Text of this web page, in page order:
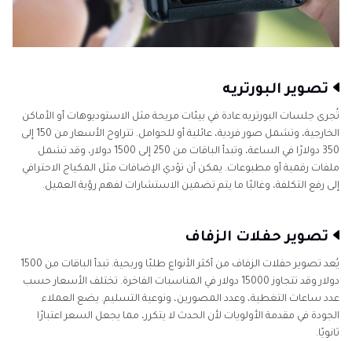
تصوير البورتريه
تُجرى جلسات البورتريه عادة في بيئات مريحة مثل الاستوديوهات أو الأماكن
الخارجية، وتشمل صور فردية، عائلية أو للحوامل. تتراوح الأسعار من 150 إلى
350 دولارًا في الساعة، وتبدأ الباقات من 250 إلى 1500 دولار، وقد تشمل
ملفات رقمية أو مطبوعات. يمكن أن تؤدي الإضافات مثل المكياج الاحترافي
إلى رفع التكلفة، وغالبًا ما يتم تضمين الاستشارات لفهم رؤية العميل.
تصوير حفلات الزفاف
يُعد تصوير حفلات الزفاف من أكثر الأنواع طلبًا وربحية. تبدأ الباقات من 1500
دولار وقد تتجاوز 15000 دولار في المناسبات الفاخرة. تختلف الأسعار حسب
عدد ساعات التغطية، وعدد المصورين، ونوعية التسليم. يضع العملاء
الجودة في مقدمة الأولويات لأن الحدث لا يتكرر، مما يجعل السعر اعتبارًا
ثانويًا.